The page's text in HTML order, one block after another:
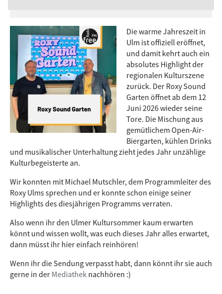
Die warme Jahreszeit in
Ulm ist offiziell eröffnet,
und damit kehrt auch ein
absolutes Highlight der
regionalen Kulturszene
zurück. Der Roxy Sound
Garten öffnet ab dem 12
Juni 2026 wieder seine
Tore. Die Mischung aus
gemütlichem Open-Air-
Biergarten, kühlen Drinks
und musikalischer Unterhaltung zieht jedes Jahr unzählige
Kulturbegeisterte an.
Wir konnten mit Michael Mutschler, dem Programmleiter des
Roxy Ulms sprechen und er konnte schon einige seiner
Highlights des diesjährigen Programms verraten.
Also wenn ihr den Ulmer Kultursommer kaum erwarten
könnt und wissen wollt, was euch dieses Jahr alles erwartet,
dann müsst ihr hier einfach reinhören!
Wenn ihr die Sendung verpasst habt, dann könnt ihr sie auch
gerne in der Mediathek nachhören :)